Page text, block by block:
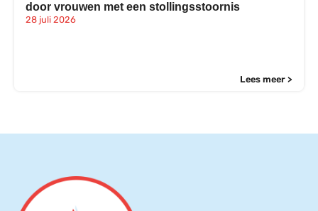
door vrouwen met een stollingsstoornis
28 juli 2026
Lees meer >